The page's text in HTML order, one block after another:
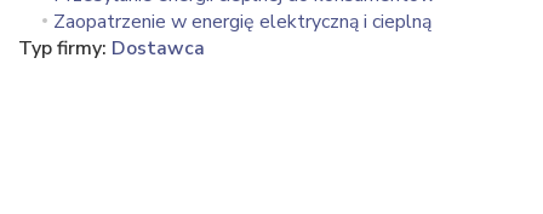
Zaopatrzenie w energię elektryczną i cieplną
Typ firmy: Dostawca